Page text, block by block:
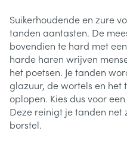
Suikerhoudende en zure
tanden aantasten. De
bovendien te hard met
harde haren wrijven
het poetsen. Je tanden
glazuur, de wortels en het
oplopen. Kies dus voor
Deze reinigt je tanden net
borstel.